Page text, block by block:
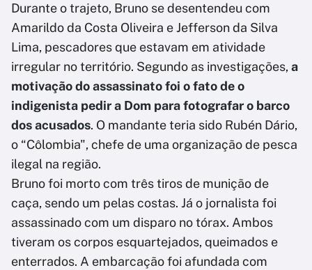
Durante o trajeto, Bruno se desentendeu com
Amarildo da Costa Oliveira e Jefferson da Silva
Lima, pescadores que estavam em atividade
irregular no território. Segundo as investigações, a
motivação do assassinato foi o fato de o
indigenista pedir a Dom para fotografar o barco
dos acusados. O mandante teria sido Rubén Dário,
o “Côlombia", chefe de uma organização de pesca
ilegal na região.
Bruno foi morto com três tiros de munição de
caça, sendo um pelas costas. Já o jornalista foi
assassinado com um disparo no tórax. Ambos
tiveram os corpos esquartejados, queimados e
enterrados. A embarcação foi afundada com